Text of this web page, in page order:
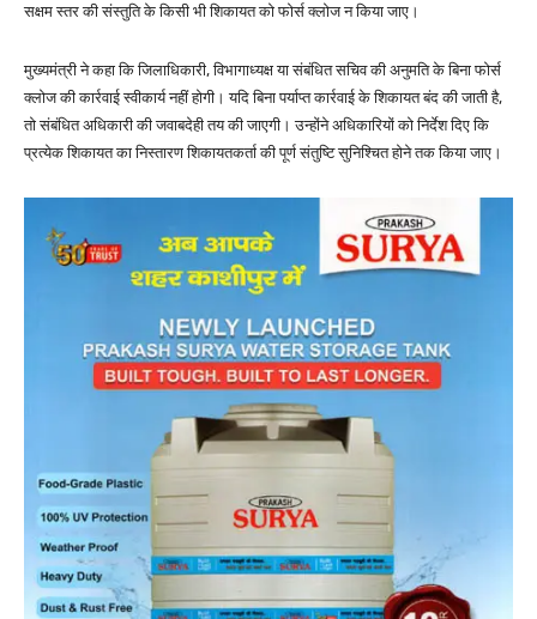
सक्षम स्तर की संस्तुति के किसी भी शिकायत को फोर्स क्लोज न किया जाए।
मुख्यमंत्री ने कहा कि जिलाधिकारी, विभागाध्यक्ष या संबंधित सचिव की अनुमति के बिना फोर्स
क्लोज की कार्रवाई स्वीकार्य नहीं होगी। यदि बिना पर्याप्त कार्रवाई के शिकायत बंद की जाती है,
तो संबंधित अधिकारी की जवाबदेही तय की जाएगी। उन्होंने अधिकारियों को निर्देश दिए कि
प्रत्येक शिकायत का निस्तारण शिकायतकर्ता की पूर्ण संतुष्टि सुनिश्चित होने तक किया जाए।